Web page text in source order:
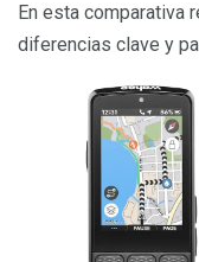
En esta comparativa
diferencias clave y